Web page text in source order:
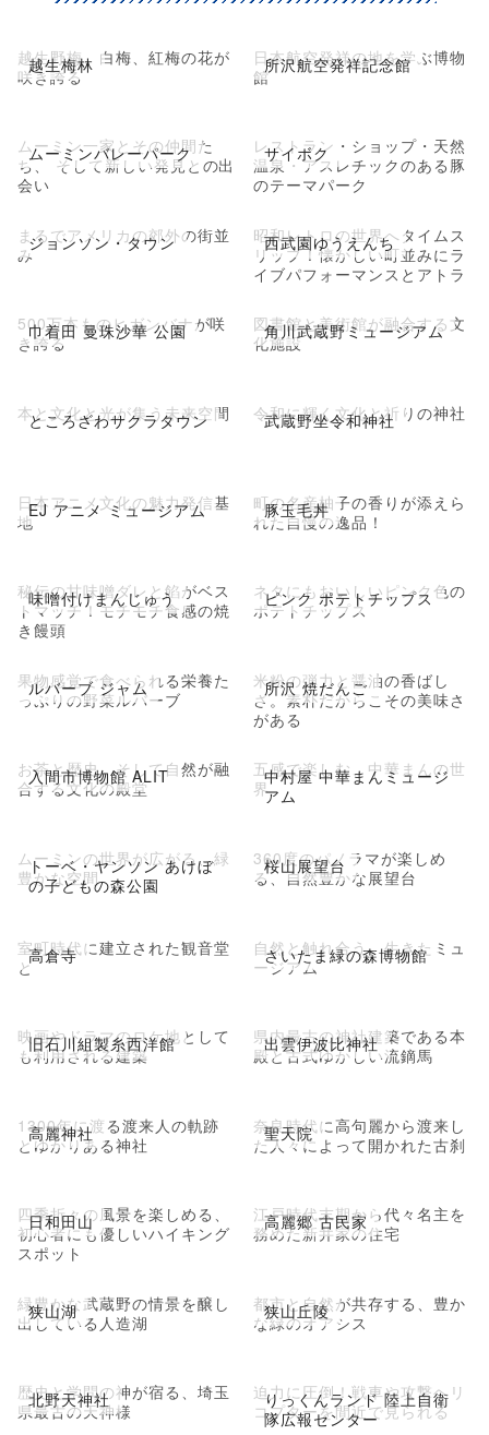
越生梅林
越生野梅、白梅、紅梅の花が
咲き誇る
所沢航空発祥記念館
日本航空発祥の地を学ぶ博物
館
ムーミンバレーパーク
ムーミン一家とその仲間た
ち、 そして新しい発見との出
会い
サイボク
レストラン・ショップ・天然
温泉・アスレチックのある豚
のテーマパーク
ジョンソン・タウン
まるでアメリカの郊外の街並
み
西武園ゆうえんち
昭和レトロの世界へタイムス
リップ！懐かしい町並みにラ
イブパフォーマンスとアトラ
巾着田 曼珠沙華 公園
500万本ものヒガンバナが咲
き誇る
角川武蔵野ミュージアム
図書館と美術館が融合する文
化施設
ところざわサクラタウン
本と文化と光が集う未来空間 武蔵野坐令和神社
令和に輝く文化と祈りの神社
EJ アニメ ミュージアム
日本アニメ文化の魅力発信基
地
豚玉毛丼
町の名産柚子の香りが添えら
れた自慢の逸品！
味噌付けまんじゅう
秘伝の甘味噌ダレと餡がベス
トマッチ！モチモチ食感の焼
き饅頭
ピンク ポテトチップス
ネタにもおいしいピンク色の
ポテトチップス
ルバーブ ジャム
果物感覚で食べられる栄養た
っぷりの野菜ルバーブ
所沢 焼だんご
米粉の弾力と醤油の香ばし
さ。素朴だからこその美味さ
がある
入間市博物館 ALIT
お茶と歴史、そして自然が融
合する文化の殿堂
中村屋 中華まんミュージ
アム
五感で楽しむ、中華まんの世
界
トーベ・ヤンソン あけぼ
の子どもの森公園
ムーミンの世界が広がる、緑
豊かな空間
桜山展望台
360度のパノラマが楽しめ
る、自然豊かな展望台
高倉寺
室町時代に建立された観音堂
と
さいたま緑の森博物館
自然と触れ合う、生きたミュ
ージアム
旧石川組製糸西洋館
映画やドラマのロケ地として
も利用される建築
出雲伊波比神社
県内最古の神社建築である本
殿と古式ゆかしい流鏑馬
高麗神社
1300年に渡る渡来人の軌跡
とゆかりある神社
聖天院
奈良時代に高句麗から渡来し
た人々によって開かれた古刹
日和田山
四季折々の風景を楽しめる、
初心者にも優しいハイキング
スポット
高麗郷 古民家
江戸時代末期から代々名主を
務めた新井家の住宅
狭山湖
緑豊かな武蔵野の情景を醸し
出している人造湖
狭山丘陵
都市と自然が共存する、豊か
な緑のオアシス
北野天神社
歴史と学問の神が宿る、埼玉
県最古の天神様
りっくんランド 陸上自衛
隊広報センター
迫力に圧倒！戦車や攻撃ヘリ
コプターを間近で見られる